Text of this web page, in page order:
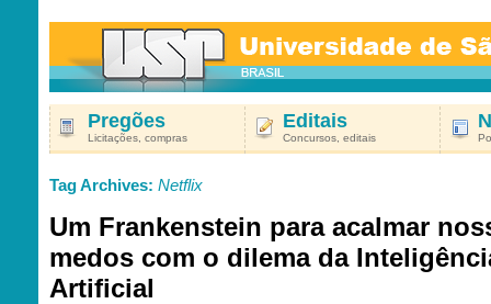
Pregões
Licitações, compras
Editais
Concursos, editais
Tag Archives: Netflix
Um Frankenstein para acalmar
medos com o dilema da
Artificial